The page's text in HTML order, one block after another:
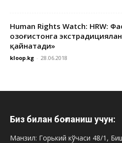
Human Rights Watch: HRW:
Қозоғистонга
қайнатади»
kloop.kg - 28.06.2018
Биз билан боғланиш учун:
Манзил: Горький кўчаси 48/1,